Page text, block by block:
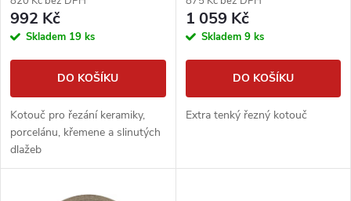
o
u
k
r
o
d
u
k
992 Kč
Skladem 19 ks
DO KOŠÍKU
Kotouč pro řezání keramiky,
porcelánu, křemene a slinutých
dlažeb
1 059 Kč
Skladem 9 ks
DO KOŠÍKU
Extra tenký řezný kotouč